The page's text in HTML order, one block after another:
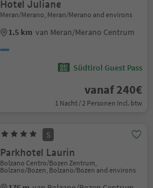
Hotel Juliane
Meran/Merano, Meran/Merano and environs
1.5 km van Meran/Merano Centrum
Südtirol Guest Pass
vanaf 240€
1 Nacht / 2 Personen Incl. btw
S
Parkhotel Laurin
Bolzano Centro/Bozen Zentrum,
Bolzano/Bozen, Bolzano/Bozen and environs